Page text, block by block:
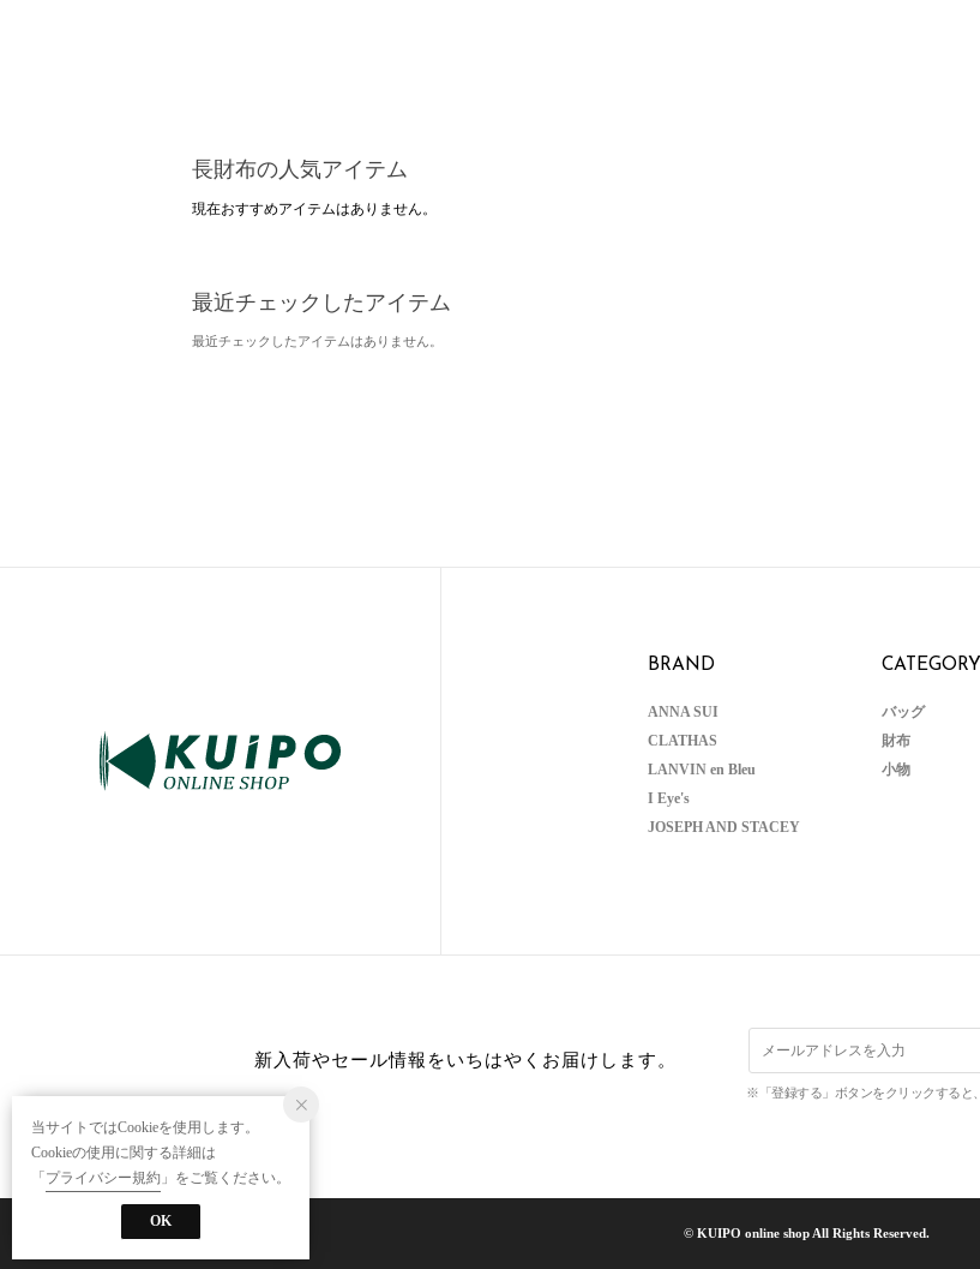
長財布の人気アイテム
現在おすすめアイテムはありません。
最近チェックしたアイテム
最近チェックしたアイテムはありません。
BRAND
ANNA SUI
CLATHAS
LANVIN en Bleu
I Eye's
JOSEPH AND STACEY
CATEGORY
バッグ
財布
小物
新入荷やセール情報をいちはやくお届けします。
※「登録する」ボタンをクリックすると、
© KUIPO online shop All Rights Reserved.
当サイトではCookieを使用します。
Cookieの使用に関する詳細は
「 プライバシー規約 」をご覧ください。
OK